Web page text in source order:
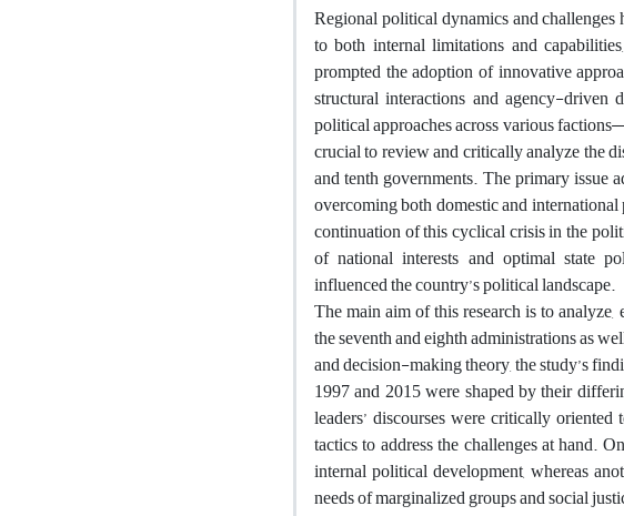
Regional political dynamics and
to both internal limitations and
prompted the adoption of innovative
structural interactions and agency-driven
political approaches across various
crucial to review and critically analyze the
and tenth governments. The primary issue
overcoming both domestic and
continuation of this cyclical crisis in the
of national interests and optimal state
influenced the country’s political landscape.
The main aim of this research is to
the seventh and eighth administrations as
and decision-making theory, the study’s
1997 and 2015 were shaped by their
leaders’ discourses were critically
tactics to address the challenges at hand.
internal political development, whereas
needs of marginalized groups and social